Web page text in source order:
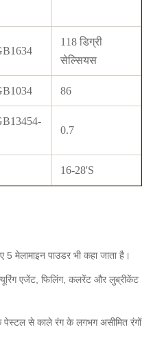
118 डिग्री
सेल्सियस
86
0.7
16-28'S
5 मेलामाइन पाउडर भी कहा जाता है।
एजेंट, फिलिंग, कलरेंट और लुब्रीकेंट
पेस्टल से काले रंग के लगभग असीमित रंगों